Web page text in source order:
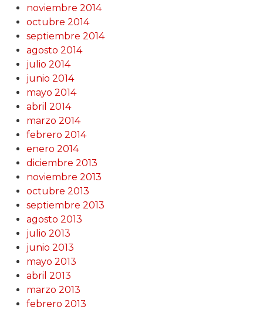
noviembre 2014
octubre 2014
septiembre 2014
agosto 2014
julio 2014
junio 2014
mayo 2014
abril 2014
marzo 2014
febrero 2014
enero 2014
diciembre 2013
noviembre 2013
octubre 2013
septiembre 2013
agosto 2013
julio 2013
junio 2013
mayo 2013
abril 2013
marzo 2013
febrero 2013